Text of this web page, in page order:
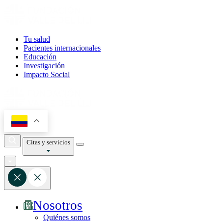
Tu salud
Pacientes internacionales
Educación
Investigación
Impacto Social
Citas y servicios
Nosotros
Quiénes somos